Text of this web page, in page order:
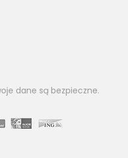
dane są bezpieczne.